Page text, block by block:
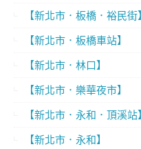
【新北市．板橋．裕民街】
【新北市．板橋車站】
【新北市．林口】
【新北市．樂華夜市】
【新北市．永和．頂溪站】
【新北市．永和】